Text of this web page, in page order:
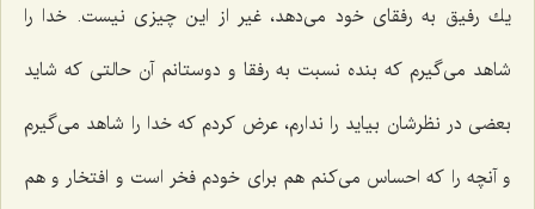
یك رفیق به رفقای خود می‌دهد، غیر از این چیزی نیست. خدا را
شاهد می‌گیرم كه بنده نسبت به رفقا و دوستانم آن حالتی كه شاید
بعضی در نظرشان بیاید را ندارم، عرض كردم كه خدا را شاهد می‌گیرم
و آنچه را كه احساس می‌كنم هم برای خودم فخر است و افتخار و هم